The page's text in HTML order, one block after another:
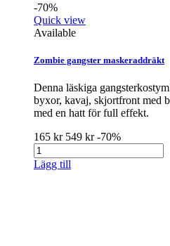
-70%
Quick view
Available
Zombie gangster maskeraddräkt
Denna läskiga
byxor, kavaj, skjortfront med
med en hatt för full effekt.
165 kr 549 kr-70%
Lägg till